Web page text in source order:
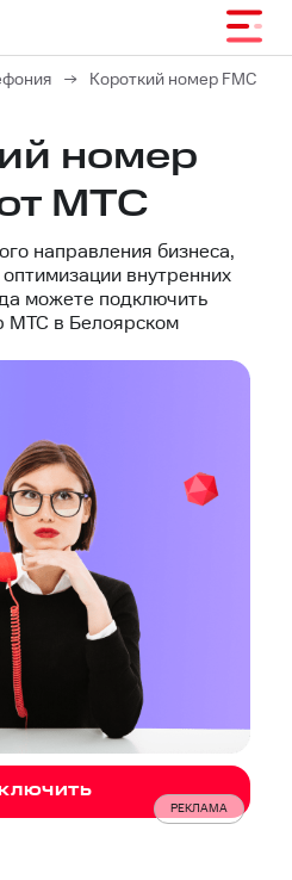
→ Короткий номер FMC
номер
МТС
направления бизнеса,
внутренних
можете подключить
МТС в Белоярском
РЕКЛАМА